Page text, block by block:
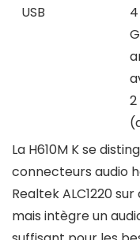
USB
2
La H610M K se
connecteurs audio
Realtek ALC1220
mais intègre un